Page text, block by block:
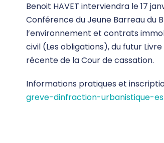
Benoit HAVET interviendra le 17
Conférence du Jeune Barreau du
l’environnement et contrats
civil (Les obligations), du futur
récente de la Cour de cassation.
Informations pratiques et
greve-dinfraction-urbanistique-